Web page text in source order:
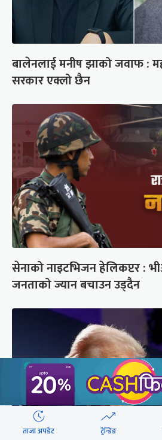
बालेनलाई मनीष झाको जवाफ :
सरकार एक्लो छैन
सेनाको नाइटभिजन हेलिकप्टर :
जनताको ज्यान बचाउन उड्दैन
ताजा अपडेट ट्रेन्डिङ